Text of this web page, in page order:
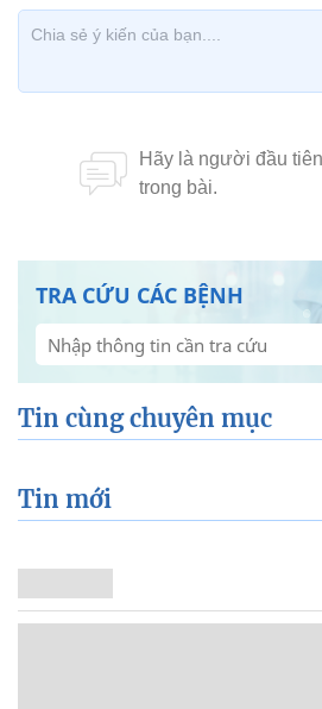
TRA CỨU CÁC BỆNH
Tin cùng chuyên mục
Tin mới